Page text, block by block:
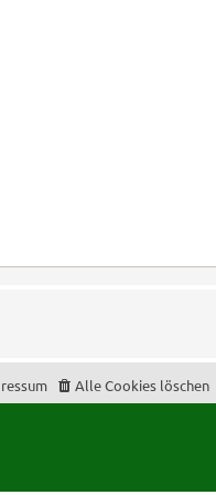
Alle Cookies löschen